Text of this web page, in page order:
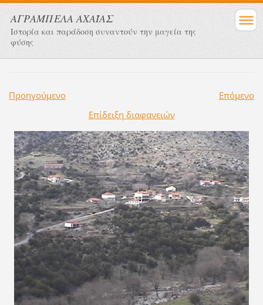
ΑΓΡΑΜΠΕΛΑ ΑΧΑΪΑΣ
Ιστορία και παράδοση συναντούν την μαγεία της
φύσης
Προηγούμενο
Επόμενο
Επίδειξη διαφανειών